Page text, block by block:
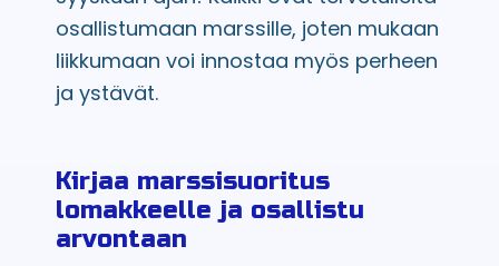
osallistumaan marssille, joten mukaan
liikkumaan voi innostaa myös perheen
ja ystävät.
Kirjaa marssisuoritus
lomakkeelle ja osallistu
arvontaan